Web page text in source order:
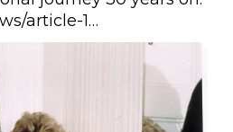
article-1…